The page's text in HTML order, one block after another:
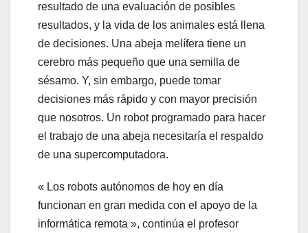
resultado de una evaluación de posibles
resultados, y la vida de los animales está llena
de decisiones. Una abeja melífera tiene un
cerebro más pequeño que una semilla de
sésamo. Y, sin embargo, puede tomar
decisiones más rápido y con mayor precisión
que nosotros. Un robot programado para hacer
el trabajo de una abeja necesitaría el respaldo
de una supercomputadora.
« Los robots autónomos de hoy en día
funcionan en gran medida con el apoyo de la
informática remota », continúa el profesor